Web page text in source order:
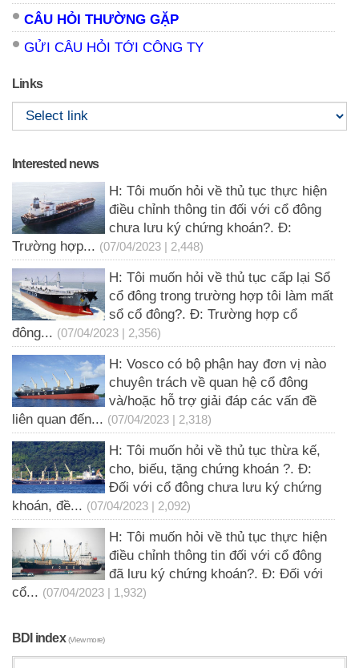
CÂU HỎI THƯỜNG GẶP
GỬI CÂU HỎI TỚI CÔNG TY
Links
Interested news
H: Tôi muốn hỏi về thủ tục thực hiện
điều chỉnh thông tin đối với cổ đông
chưa lưu ký chứng khoán?. Đ:
Trường hợp... (07/04/2023 | 2,448)
H: Tôi muốn hỏi về thủ tục cấp lại Sổ
cổ đông trong trường hợp tôi làm mất
sổ cổ đông?. Đ: Trường hợp cổ
đông... (07/04/2023 | 2,356)
H: Vosco có bộ phận hay đơn vị nào
chuyên trách về quan hệ cổ đông
và/hoặc hỗ trợ giải đáp các vấn đề
liên quan đến... (07/04/2023 | 2,318)
H: Tôi muốn hỏi về thủ tục thừa kế,
cho, biếu, tặng chứng khoán ?. Đ:
Đối với cổ đông chưa lưu ký chứng
khoán, đề... (07/04/2023 | 2,092)
H: Tôi muốn hỏi về thủ tục thực hiện
điều chỉnh thông tin đối với cổ đông
đã lưu ký chứng khoán?. Đ: Đối với
cổ... (07/04/2023 | 1,932)
BDI index(View more)